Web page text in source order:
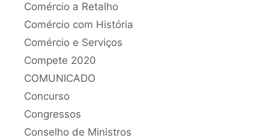
Comércio a Retalho
Comércio com História
Comércio e Serviços
Compete 2020
COMUNICADO
Concurso
Congressos
Conselho de Ministros